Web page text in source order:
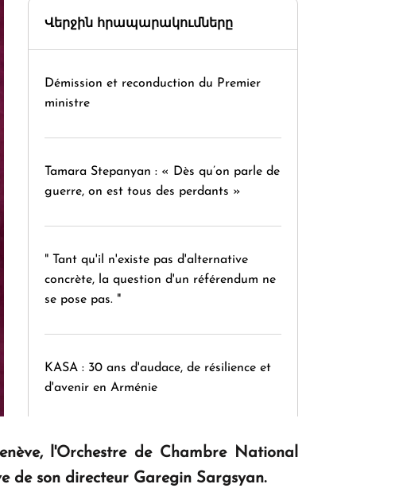
Վերջին հրապարակումները
Démission et reconduction du Premier
ministre
Tamara Stepanyan : « Dès qu’on parle de
guerre, on est tous des perdants »
" Tant qu'il n'existe pas d'alternative
concrète, la question d'un référendum ne
se pose pas. "
KASA : 30 ans d'audace, de résilience et
d'avenir en Arménie
Le premier hôtel Hyatt Regency
d'Arménie ouvrira ses portes à Dilijan
l'Orchestre de Chambre National
de son directeur Garegin Sargsyan.